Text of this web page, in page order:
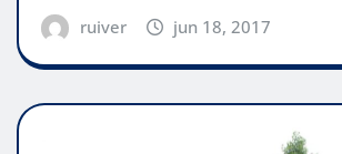
ruiver jun 18, 2017